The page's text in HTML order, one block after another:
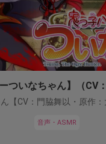
【CV：門脇舞以・原作：
音声・ASMR